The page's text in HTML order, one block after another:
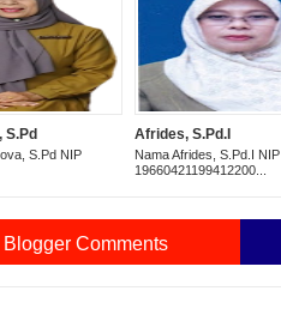
S.Pd NIP
Afrides, S.Pd.I
Nama Afrides, S.Pd.I NIP
19660421199412200...
Blogger Comments